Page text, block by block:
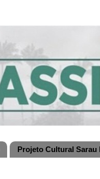
Projeto Cultural